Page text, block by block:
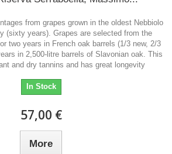
from grapes grown in the oldest Nebbiolo
(sixty years). Grapes are selected from the
two years in French oak barrels (1/3 new, 2/3
in 2,500-litre barrels of Slavonian oak. This
and dry tannins and has great longevity
In Stock
57,00 €
More